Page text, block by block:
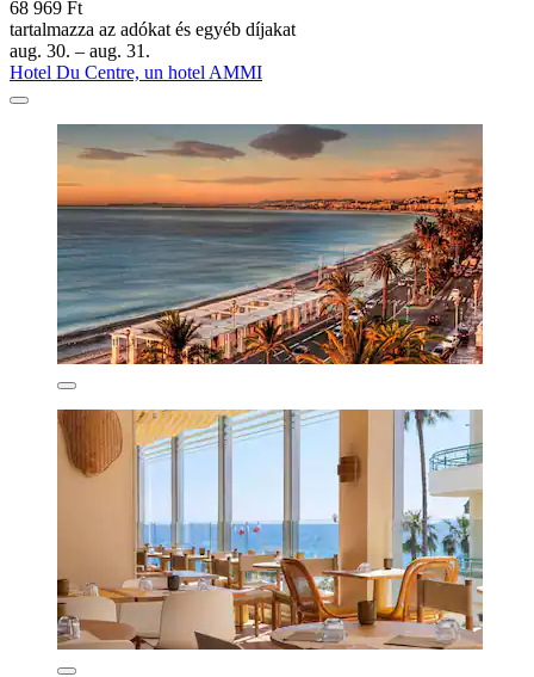
68 969 Ft
tartalmazza az adókat és egyéb díjakat
aug. 30. – aug. 31.
Hotel Du Centre, un hotel AMMI